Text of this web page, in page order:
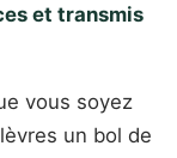
et transmis
vous soyez
un bol de